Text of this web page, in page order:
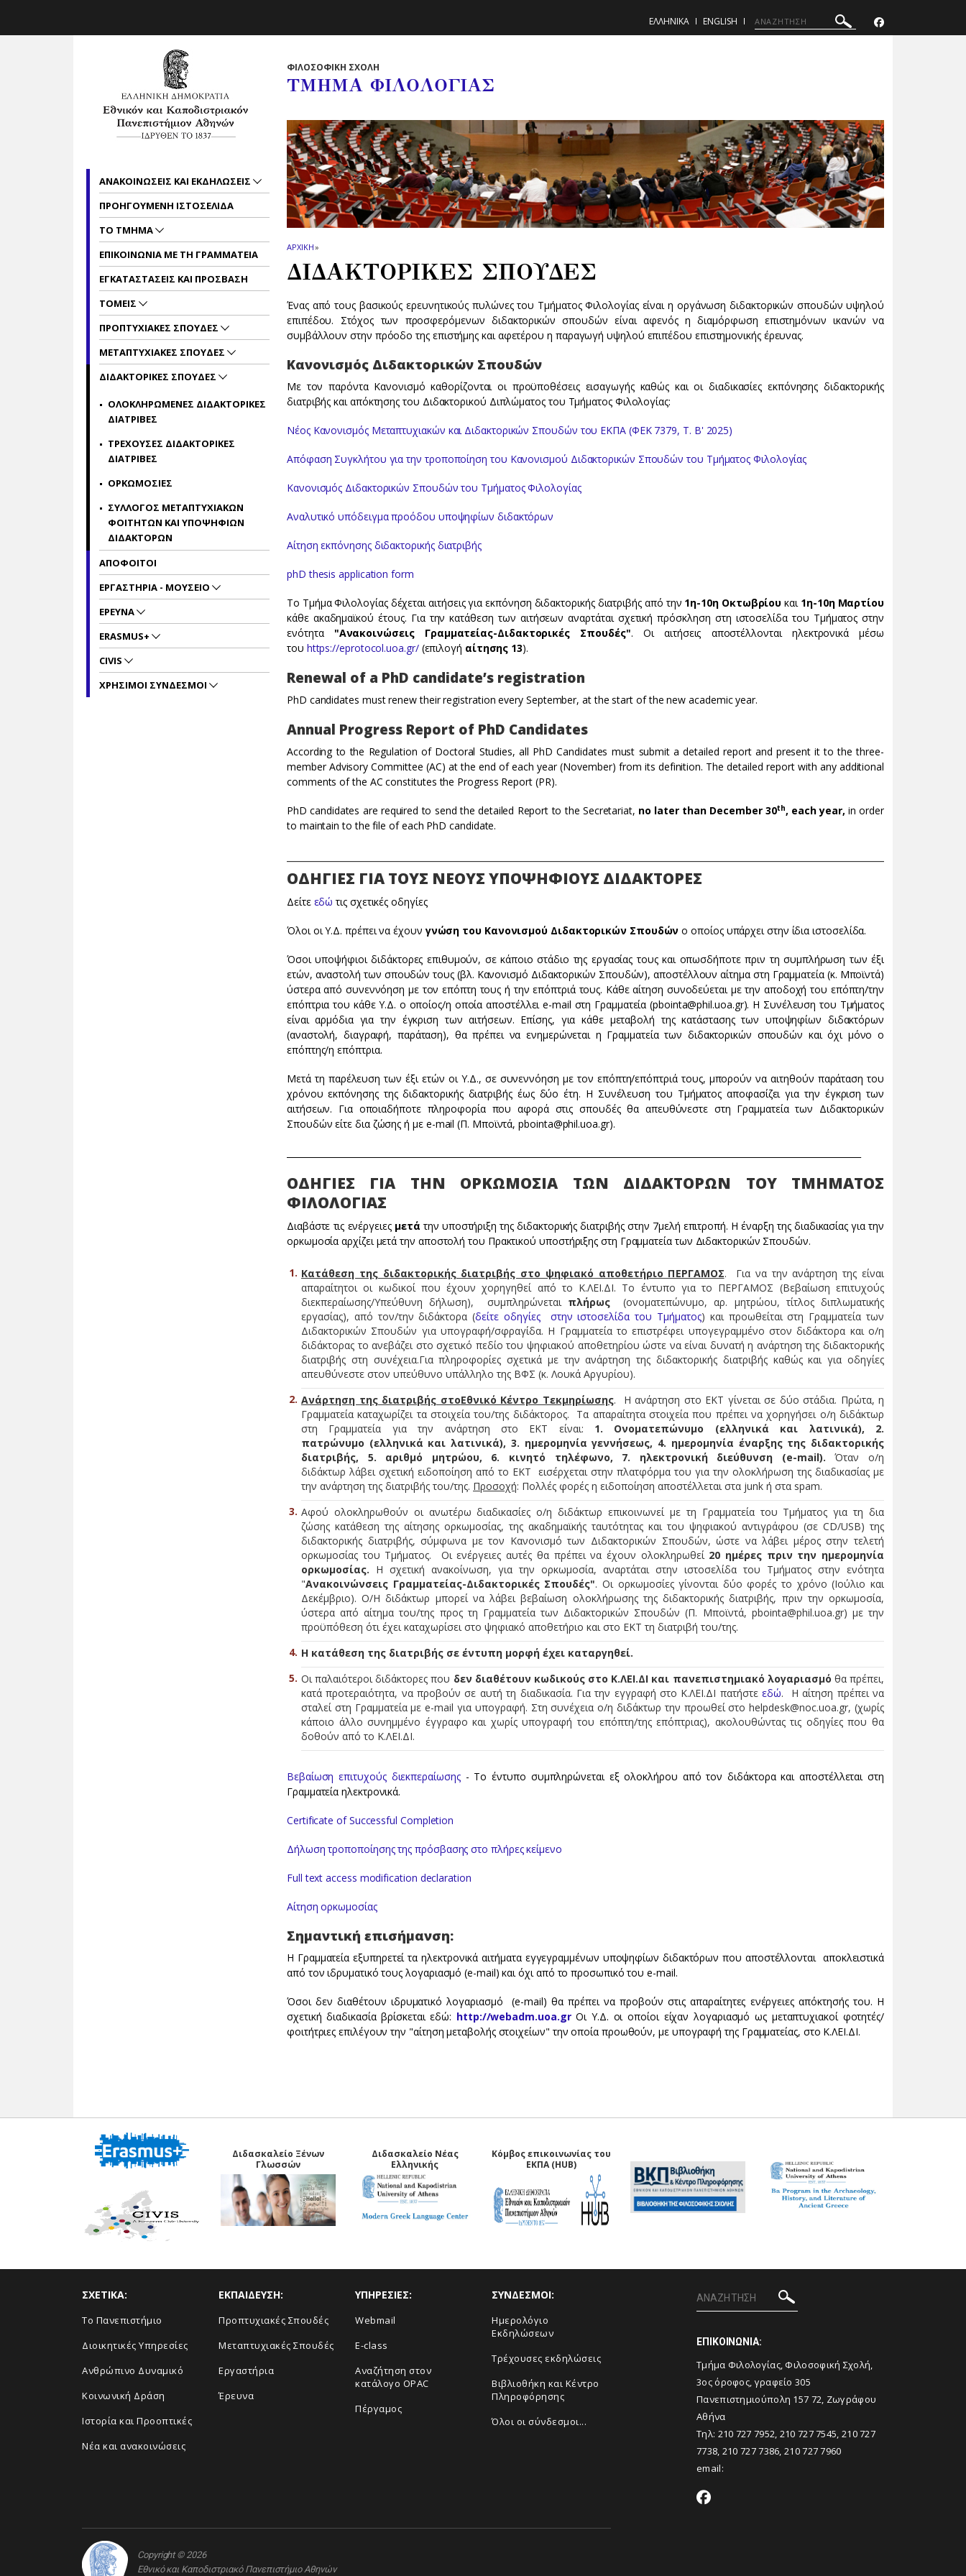
ΕΛΛΗΝΙΚΑ ENGLISH
ΦΙΛΟΣΟΦΙΚΗ ΣΧΟΛΗ
ΤΜΗΜΑ ΦΙΛΟΛΟΓΙΑΣ
ΑΡΧΙΚΗ»
ΔΙΔΑΚΤΟΡΙΚΕΣ ΣΠΟΥΔΕΣ
Ένας από τους βασικούς ερευνητικούς πυλώνες του Τμήματος Φιλολογίας είναι η οργάνωση διδακτορικών σπουδών υψηλού
επιπέδου. Στόχος των προσφερόμενων διδακτορικών σπουδών είναι αφενός η διαμόρφωση επιστημόνων ικανών να
συμβάλλουν στην πρόοδο της επιστήμης και αφετέρου η παραγωγή υψηλού επιπέδου επιστημονικής έρευνας.
Κανονισμός Διδακτορικών Σπουδών
Με τον παρόντα Κανονισμό καθορίζονται οι προϋποθέσεις εισαγωγής καθώς και οι διαδικασίες εκπόνησης διδακτορικής
διατριβής και απόκτησης του Διδακτορικού Διπλώματος του Τμήματος Φιλολογίας:
Νέος Κανονισμός Μεταπτυχιακών και Διδακτορικών Σπουδών του ΕΚΠΑ (ΦΕΚ 7379, Τ. Β' 2025)
Απόφαση Συγκλήτου για την τροποποίηση του Κανονισμού Διδακτορικών Σπουδών του Τμήματος Φιλολογίας
Κανονισμός Διδακτορικών Σπουδών του Τμήματος Φιλολογίας
Αναλυτικό υπόδειγμα προόδου υποψηφίων διδακτόρων
Aίτηση εκπόνησης διδακτορικής διατριβής
phD thesis application form
Το Τμήμα Φιλολογίας δέχεται αιτήσεις για εκπόνηση διδακτορικής διατριβής από την 1η-10η Οκτωβρίου και 1η-10η Μαρτίου
κάθε ακαδημαϊκού έτους. Για την κατάθεση των αιτήσεων αναρτάται σχετική πρόσκληση στη ιστοσελίδα του Τμήματος στην
ενότητα "Ανακοινώσεις Γραμματείας-Διδακτορικές Σπουδές". Οι αιτήσεις αποστέλλονται ηλεκτρονικά μέσω
του https://eprotocol.uoa.gr/(επιλογή αίτησης 13).
Renewal of a PhD candidate’s registration
PhD candidates must renew their registration every September, at the start of the new academic year.
Annual Progress Report of PhD Candidates
According to the Regulation of Doctoral Studies, all PhD Candidates must submit a detailed report and present it to the three-
member Advisory Committee (AC) at the end of each year (November) from its definition. The detailed report with any additional
comments of the AC constitutes the Progress Report (PR).
PhD candidates are required to send the detailed Report to the Secretariat, no later than December 30th, each year, in order
to maintain to the file of each PhD candidate.
ΟΔΗΓΙΕΣ ΓΙΑ ΤΟΥΣ ΝΕΟΥΣ ΥΠΟΨΗΦΙΟΥΣ ΔΙΔΑΚΤΟΡΕΣ
Δείτε εδώ τις σχετικές οδηγίες
Όλοι οι Υ.Δ. πρέπει να έχουν γνώση του Κανονισμού Διδακτορικών Σπουδών ο οποίος υπάρχει στην ίδια ιστοσελίδα.
Όσοι υποψήφιοι διδάκτορες επιθυμούν, σε κάποιο στάδιο της εργασίας τους και οπωσδήποτε πριν τη συμπλήρωση των έξι
ετών, αναστολή των σπουδών τους (βλ. Κανονισμό Διδακτορικών Σπουδών), αποστέλλουν αίτημα στη Γραμματεία (κ. Μποϊντά)
ύστερα από συνεννόηση με τον επόπτη τους ή την επόπτριά τους. Κάθε αίτηση συνοδεύεται με την αποδοχή του επόπτη/την
επόπτρια του κάθε Υ.Δ. ο οποίος/η οποία αποστέλλει e-mail στη Γραμματεία (pbointa@phil.uoa.gr). Η Συνέλευση του Τμήματος
είναι αρμόδια για την έγκριση των αιτήσεων. Επίσης, για κάθε μεταβολή της κατάστασης των υποψηφίων διδακτόρων
(αναστολή, διαγραφή, παράταση), θα πρέπει να ενημερώνεται η Γραμματεία των διδακτορικών σπουδών και όχι μόνο ο
επόπτης/η επόπτρια.
Μετά τη παρέλευση των έξι ετών οι Υ.Δ., σε συνεννόηση με τον επόπτη/επόπτριά τους, μπορούν να αιτηθούν παράταση του
χρόνου εκπόνησης της διδακτορικής διατριβής έως δύο έτη. Η Συνέλευση του Τμήματος αποφασίζει για την έγκριση των
αιτήσεων. Για οποιαδήποτε πληροφορία που αφορά στις σπουδές θα απευθύνεστε στη Γραμματεία των Διδακτορικών
Σπουδών είτε δια ζώσης ή με e-mail (Π. Μποϊντά, pbointa@phil.uoa.gr).
ΟΔΗΓΙΕΣ ΓΙΑ ΤΗΝ ΟΡΚΩΜΟΣΙΑ ΤΩΝ ΔΙΔΑΚΤΟΡΩΝ ΤΟΥ ΤΜΗΜΑΤΟΣ
ΦΙΛΟΛΟΓΙΑΣ
Διαβάστε τις ενέργειες μετάτην υποστήριξη της διδακτορικής διατριβής στην 7μελή επιτροπή. Η έναρξη της διαδικασίας για την
ορκωμοσία αρχίζει μετά την αποστολή του Πρακτικού υποστήριξης στη Γραμματεία των Διδακτορικών Σπουδών.
Κατάθεση της διδακτορικής διατριβής στο ψηφιακό αποθετήριο ΠΕΡΓΑΜΟΣ. Για να την ανάρτηση της είναι
απαραίτητοι οι κωδικοί που έχουν χορηγηθεί από το Κ.ΛΕΙ.ΔΙ. Το έντυπο για το ΠΕΡΓΑΜΟΣ (Βεβαίωση επιτυχούς
διεκπεραίωσης/Υπεύθυνη δήλωση), συμπληρώνεται πλήρως(ονοματεπώνυμο, αρ. μητρώου, τίτλος διπλωματικής
εργασίας), από τον/την διδάκτορα (δείτε οδηγίες στην ιστοσελίδα του Τμήματος) και προωθείται στη Γραμματεία των
Διδακτορικών Σπουδών για υπογραφή/σφραγίδα. Η Γραμματεία το επιστρέφει υπογεγραμμένο στον διδάκτορα και ο/η
διδάκτορας το ανεβάζει στο σχετικό πεδίο του ψηφιακού αποθετηρίου ώστε να είναι δυνατή η ανάρτηση της διδακτορικής
διατριβής στη συνέχεια.Για πληροφορίες σχετικά με την ανάρτηση της διδακτορικής διατριβής καθώς και για οδηγίες
απευθύνεστε στον υπεύθυνο υπάλληλο της ΒΦΣ (κ. Λουκά Αργυρίου).
Ανάρτηση της διατριβής στοΕθνικό Κέντρο Τεκμηρίωσης. Η ανάρτηση στο ΕΚΤ γίνεται σε δύο στάδια. Πρώτα, η
Γραμματεία καταχωρίζει τα στοιχεία του/της διδάκτορος. Τα απαραίτητα στοιχεία που πρέπει να χορηγήσει ο/η διδάκτωρ
στη Γραμματεία για την ανάρτηση στο ΕΚΤ είναι: 1. Oνοματεπώνυμο (ελληνικά και λατινικά), 2.
πατρώνυμο (ελληνικά και λατινικά), 3. ημερομηνία γεννήσεως, 4. ημερομηνία έναρξης της διδακτορικής
διατριβής, 5. αριθμό μητρώου, 6. κινητό τηλέφωνο, 7. ηλεκτρονική διεύθυνση (e-mail). Όταν ο/η
διδάκτωρ λάβει σχετική ειδοποίηση από το ΕΚΤ εισέρχεται στην πλατφόρμα του για την ολοκλήρωση της διαδικασίας με
την ανάρτηση της διατριβής του/της. Προσοχή: Πολλές φορές η ειδοποίηση αποστέλλεται στα junk ή στα spam.
Αφού ολοκληρωθούν οι ανωτέρω διαδικασίες ο/η διδάκτωρ επικοινωνεί με τη Γραμματεία του Τμήματος για τη δια
ζώσης κατάθεση της αίτησης ορκωμοσίας, της ακαδημαϊκής ταυτότητας και του ψηφιακού αντιγράφου (σε CD/USB) της
διδακτορικής διατριβής, σύμφωνα με τον Κανονισμό των Διδακτορικών Σπουδών, ώστε να λάβει μέρος στην τελετή
ορκωμοσίας του Τμήματος. Οι ενέργειες αυτές θα πρέπει να έχουν ολοκληρωθεί 20 ημέρες πριν την ημερομηνία
ορκωμοσίας. Η σχετική ανακοίνωση, για την ορκωμοσία, αναρτάται στην ιστοσελίδα του Τμήματος στην ενότητα
"Ανακοινώνσεις Γραμματείας-Διδακτορικές Σπουδές". Οι ορκωμοσίες γίνονται δύο φορές το χρόνο (Ιούλιο και
Δεκέμβριο). Ο/Η διδάκτωρ μπορεί να λάβει βεβαίωση ολοκλήρωσης της διδακτορικής διατριβής, πριν την ορκωμοσία,
ύστερα από αίτημα του/της προς τη Γραμματεία των Διδακτορικών Σπουδών (Π. Μποϊντά, pbointa@phil.uoa.gr) με την
προϋπόθεση ότι έχει καταχωρίσει στο ψηφιακό αποθετήριο και στο ΕΚΤ τη διατριβή του/της.
Η κατάθεση της διατριβής σε έντυπη μορφή έχει καταργηθεί.
Οι παλαιότεροι διδάκτορες που δεν διαθέτουν κωδικούς στο Κ.ΛΕΙ.ΔΙ και πανεπιστημιακό λογαριασμό θα πρέπει,
κατά προτεραιότητα, να προβούν σε αυτή τη διαδικασία. Για την εγγραφή στο Κ.ΛΕΙ.ΔΙ πατήστεεδώ. Η αίτηση πρέπει να
σταλεί στη Γραμματεία με e-mail για υπογραφή. Στη συνέχεια ο/η διδάκτωρ την προωθεί στο helpdesk@noc.uoa.gr, (χωρίς
κάποιο άλλο συνημμένο έγγραφο και χωρίς υπογραφή του επόπτη/της επόπτριας), ακολουθώντας τις οδηγίες που θα
δοθούν από το Κ.ΛΕΙ.ΔΙ.
Βεβαίωση επιτυχούς διεκπεραίωσης- To έντυπο συμπληρώνεται εξ ολοκλήρου από τον διδάκτορα και αποστέλλεται στη
Γραμματεία ηλεκτρονικά.
Certificate of Successful Completion
Δήλωση τροποποίησης της πρόσβασης στο πλήρες κείμενο
Full text access modification declaration
Αίτηση ορκωμοσίας
Σημαντική επισήμανση:
Η Γραμματεία εξυπηρετεί τα ηλεκτρονικά αιτήματα εγγεγραμμένων υποψηφίων διδακτόρων που αποστέλλονται αποκλειστικά
από τον ιδρυματικό τους λογαριασμό (e-mail) και όχι από το προσωπικό του e-mail.
Όσοι δεν διαθέτουν ιδρυματικό λογαριασμό (e-mail) θα πρέπει να προβούν στις απαραίτητες ενέργειες απόκτησής του. H
σχετική διαδικασία βρίσκεται εδώ: http://webadm.uoa.grΟι Υ.Δ. οι οποίοι είχαν λογαριασμό ως μεταπτυχιακοί φοτητές/
φοιτήτριες επιλέγουν την "αίτηση μεταβολής στοιχείων" την οποία προωθούν, με υπογραφή της Γραμματείας, στο Κ.ΛΕΙ.ΔΙ.
ΑΝΑΚΟΙΝΩΣΕΙΣ ΚΑΙ ΕΚΔΗΛΩΣΕΙΣ
ΠΡΟΗΓΟΥΜΕΝΗ ΙΣΤΟΣΕΛΙΔΑ
ΤΟ ΤΜΗΜΑ
ΕΠΙΚΟΙΝΩΝΙΑ ΜΕ ΤΗ ΓΡΑΜΜΑΤΕΙΑ
ΕΓΚΑΤΑΣΤΑΣΕΙΣ ΚΑΙ ΠΡΟΣΒΑΣΗ
ΤΟΜΕΙΣ
ΠΡΟΠΤΥΧΙΑΚΕΣ ΣΠΟΥΔΕΣ
ΜΕΤΑΠΤΥΧΙΑΚΕΣ ΣΠΟΥΔΕΣ
ΔΙΔΑΚΤΟΡΙΚΕΣ ΣΠΟΥΔΕΣ
ΟΛΟΚΛΗΡΩΜΕΝΕΣ ΔΙΔΑΚΤΟΡΙΚΕΣ
ΔΙΑΤΡΙΒΕΣ
ΤΡΕΧΟΥΣΕΣ ΔΙΔΑΚΤΟΡΙΚΕΣ
ΔΙΑΤΡΙΒΕΣ
ΟΡΚΩΜΟΣΙΕΣ
ΣΥΛΛΟΓΟΣ ΜΕΤΑΠΤΥΧΙΑΚΩΝ
ΦΟΙΤΗΤΩΝ ΚΑΙ ΥΠΟΨΗΦΙΩΝ
ΔΙΔΑΚΤΟΡΩΝ
ΑΠΟΦΟΙΤΟΙ
ΕΡΓΑΣΤΗΡΙΑ - ΜΟΥΣΕΙΟ
ΕΡΕΥΝΑ
ERASMUS+
CIVIS
ΧΡΗΣΙΜΟΙ ΣΥΝΔΕΣΜΟΙ
Διδασκαλείο Ξένων
Γλωσσών
Διδασκαλείο Νέας
Ελληνικής
Κόμβος επικοινωνίας του
ΕΚΠΑ (HUB)
ΣΧΕΤΙΚΑ:
Το Πανεπιστήμιο
Διοικητικές Υπηρεσίες
Ανθρώπινο Δυναμικό
Κοινωνική Δράση
Ιστορία και Προοπτικές
Νέα και ανακοινώσεις
ΕΚΠΑΙΔΕΥΣΗ:
Προπτυχιακές Σπουδές
Μεταπτυχιακές Σπουδές
Εργαστήρια
Έρευνα
ΥΠΗΡΕΣΙΕΣ:
Webmail
E-class
Αναζήτηση στον
κατάλογο OPAC
Πέργαμος
ΣΥΝΔΕΣΜΟΙ:
Ημερολόγιο
Εκδηλώσεων
Τρέχουσες εκδηλώσεις
Βιβλιοθήκη και Κέντρο
Πληροφόρησης
Όλοι οι σύνδεσμοι...
ΕΠΙΚΟΙΝΩΝΙΑ:
Tμήμα Φιλολογίας, Φιλοσοφική Σχολή,
3ος όροφος, γραφείο 305
Πανεπιστημιούπολη 157 72, Ζωγράφου
Αθήνα
Τηλ: 210 727 7952, 210 727 7545, 210 727
7738, 210 727 7386, 210 727 7960
email:
Copyright © 2026
Εθνικό και Καποδιστριακό Πανεπιστήμιο Αθηνών